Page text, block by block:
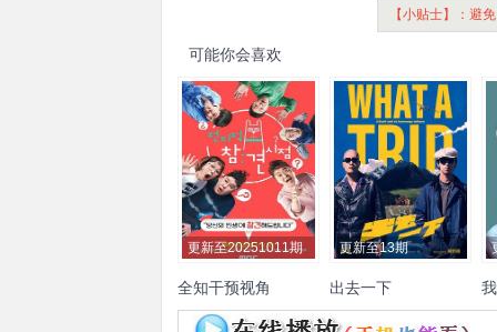
【小贴士】：避
可能你会喜欢
更新至20251011期
全知干预视角
李英子 金生珉 全炫茂 宋
更新至13期
出去一下
陈柏霖 黄宣 叶舒华 许光